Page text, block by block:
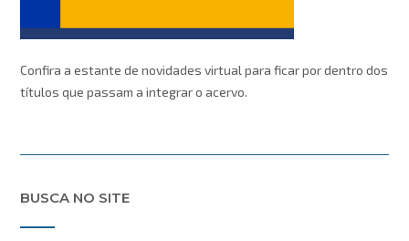
Confira a estante de novidades virtual para ficar por dentro dos
títulos que passam a integrar o acervo.
BUSCA NO SITE